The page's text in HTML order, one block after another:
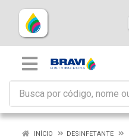
INÍCIO
DESINFETANTE